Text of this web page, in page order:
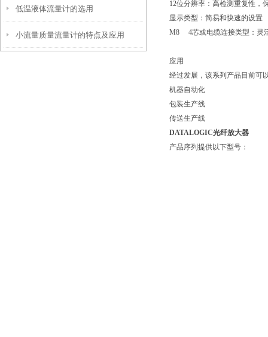
低温液体流量计的选用
小流量质量流量计的特点及应用
12位分辨率：高检测重复性，
显示类型：简易和快速的设置
M8 4芯或电缆连接类型：灵
应用
经过发展，该系列产品目前可
机器自动化
包装生产线
传送生产线
DATALOGIC光纤放大器
产品序列提供以下型号：